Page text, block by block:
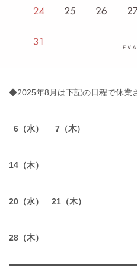
◆2025年8月は下記の日程で休業
6 （水） 7（木）
14（木）
20（水） 21（木）
28（木）